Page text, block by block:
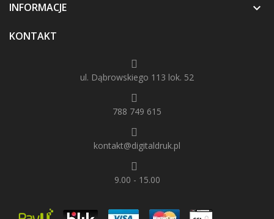
INFORMACJE 
KONTAKT
ul. Dąbrowskiego 113 lok. 52
788 749 615
kontakt@digitaldruk.pl
9.00 - 15.00